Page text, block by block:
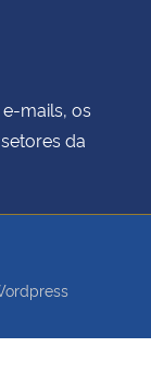
mails, os
da